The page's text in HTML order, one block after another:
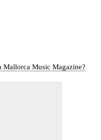
Mallorca Music Magazine?